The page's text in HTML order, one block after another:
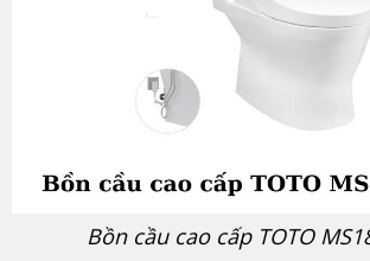
Bồn cầu cao cấp TOTO